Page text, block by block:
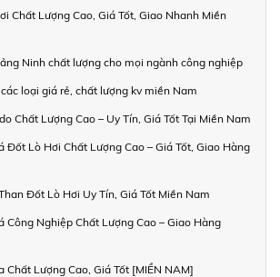
Chất Lượng Cao, Giá Tốt, Giao Nhanh Miền
Ninh chất lượng cho mọi ngành công nghiệp
loại giá rẻ, chất lượng kv miền Nam
Chất Lượng Cao – Uy Tín, Giá Tốt Tại Miền Nam
Đốt Lò Hơi Chất Lượng Cao – Giá Tốt, Giao Hàng
Đốt Lò Hơi Uy Tín, Giá Tốt Miền Nam
Công Nghiệp Chất Lượng Cao – Giao Hàng
Chất Lượng Cao, Giá Tốt [MIỀN NAM]